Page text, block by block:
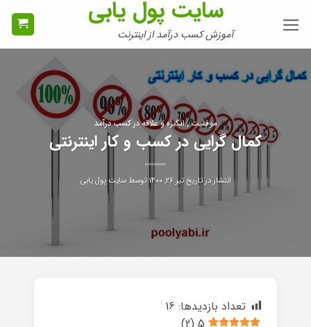
سایت پول یابی
آموزش کسب درآمد از اینترنت
موفقیت , انگیزه و علاقه در کسب درآمد
کمال گرایی در کسب و کار اینترنتی
انتشار در تاریختیر ۲۶, ۱۴۰۰ توسطسایت پول یابی
تعداد بازدیدها: 16